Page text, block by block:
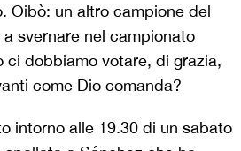
Oibò: un altro campione del
svernare nel campionato
ci dobbiamo votare, di grazia,
come Dio comanda?
intorno alle 19.30 di un sabato